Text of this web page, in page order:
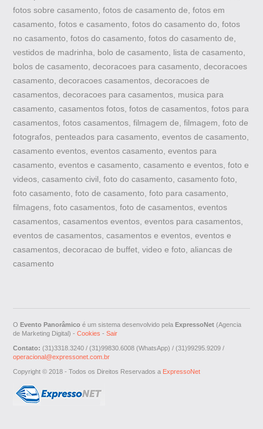
fotos sobre casamento, fotos de casamento de, fotos em
casamento, fotos e casamento, fotos do casamento do, fotos
no casamento, fotos do casamento, fotos do casamento de,
vestidos de madrinha, bolo de casamento, lista de casamento,
bolos de casamento, decoracoes para casamento, decoracoes
casamento, decoracoes casamentos, decoracoes de
casamentos, decoracoes para casamentos, musica para
casamento, casamentos fotos, fotos de casamentos, fotos para
casamentos, fotos casamentos, filmagem de, filmagem, foto de
fotografos, penteados para casamento, eventos de casamento,
casamento eventos, eventos casamento, eventos para
casamento, eventos e casamento, casamento e eventos, foto e
videos, casamento civil, foto do casamento, casamento foto,
foto casamento, foto de casamento, foto para casamento,
filmagens, foto casamentos, foto de casamentos, eventos
casamentos, casamentos eventos, eventos para casamentos,
eventos de casamentos, casamentos e eventos, eventos e
casamentos, decoracao de buffet, video e foto, aliancas de
casamento
OEvento Panorâmico é um sistema desenvolvido pelaExpressoNet (Agencia
de Marketing Digital) -Cookies -Sair
Contato: (31)3318.3240 / (31)99830.6008 (WhatsApp) / (31)99295.9209 /
operacional@expressonet.com.br
Copyright © 2018 - Todos os Direitos Reservados a ExpressoNet